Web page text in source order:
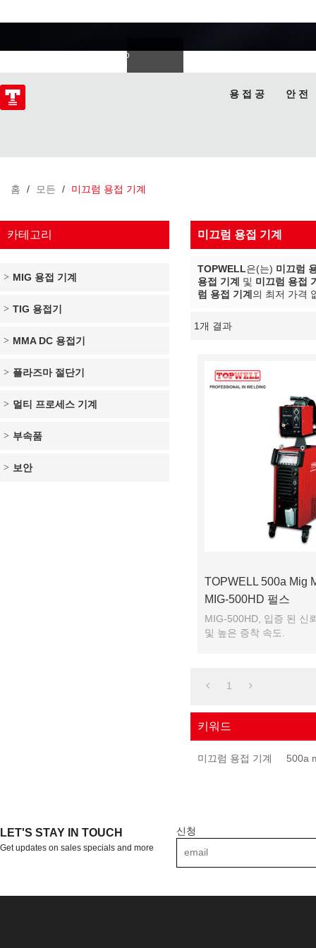
Italiano
용 접 공 안 전
홈 / 모든 / 미끄럼 용접 기계
카테고리
MIG 용접 기계
TIG 용접기
MMA DC 용접기
플라즈마 절단기
멀티 프로세스 기계
부속품
보안
미끄럼 용접 기계
TOPWELL은(는) 미끄럼
용접 기계 및 미끄럼 용접
럼 용접 기계 의 최저 가격
1개 결과
TOPWELL 500a Mig
MIG-500HD 펄스
MIG-500HD, 입증 된 신
및 높은 증착 속도.
1
키워드
미끄럼 용접 기계 500a
LET'S STAY IN TOUCH
Get updates on sales specials and more
신청